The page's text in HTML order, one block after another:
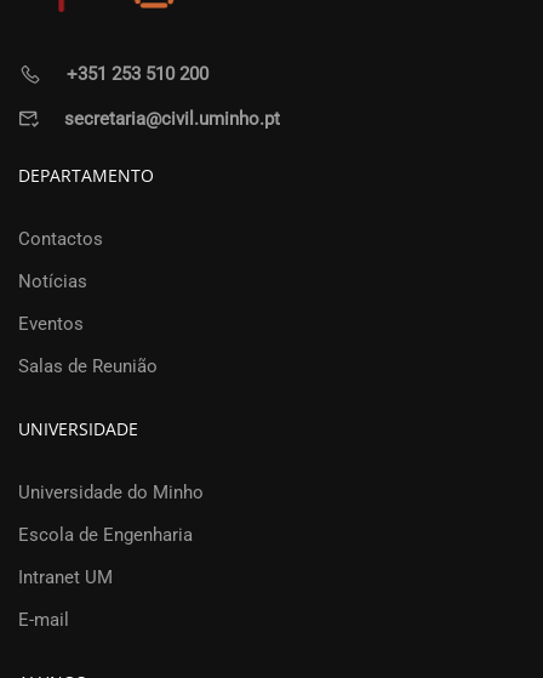
+351 253 510 200
secretaria@civil.uminho.pt
DEPARTAMENTO
Contactos
Notícias
Eventos
Salas de Reunião
UNIVERSIDADE
Universidade do Minho
Escola de Engenharia
Intranet UM
E-mail